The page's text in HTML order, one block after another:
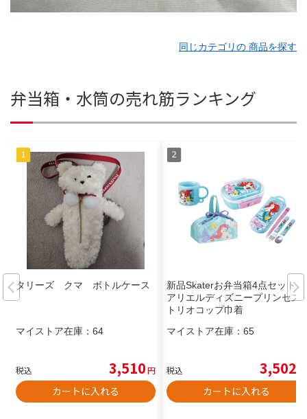
同じカテゴリの 商品を探す
弁当箱・水筒の売れ筋ランキング
タリーズ クマ ボトルケース
マイストア在庫： 64
税込 3,510円
カートに入れる
新品Skaterお弁当箱4点セット◆
アリエルディズニープリンセス
トリオコップ巾着
マイストア在庫： 65
税込 3,502
カートに入れる